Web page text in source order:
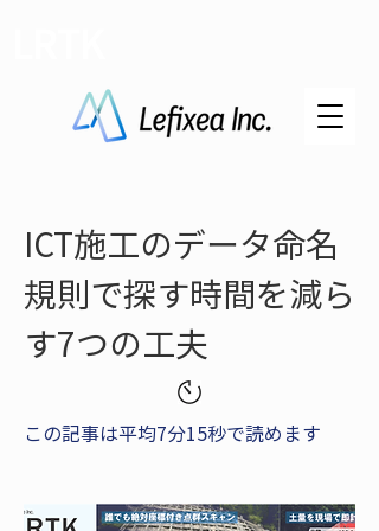
ICT施工のデータ命名
規則で探す時間を減ら
す7つの工夫
この記事は平均7分15秒で読めます